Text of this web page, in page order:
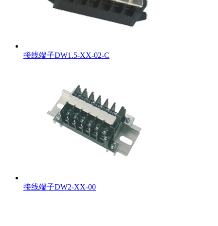
接线端子DW1.5-XX-02-C
接线端子DW2-XX-00